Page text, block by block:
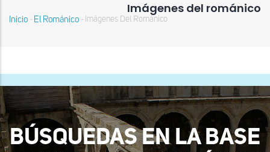
Imágenes del románico
Sobrescribir
ayuda
a
la
navegación
Inicio - El Románico - Imágenes Del Románico
BÚSQUEDAS EN LA BASE